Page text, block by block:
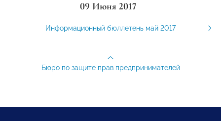
09 Июня 2017
Информационный бюллетень май 2017
Бюро по защите прав предпринимателей